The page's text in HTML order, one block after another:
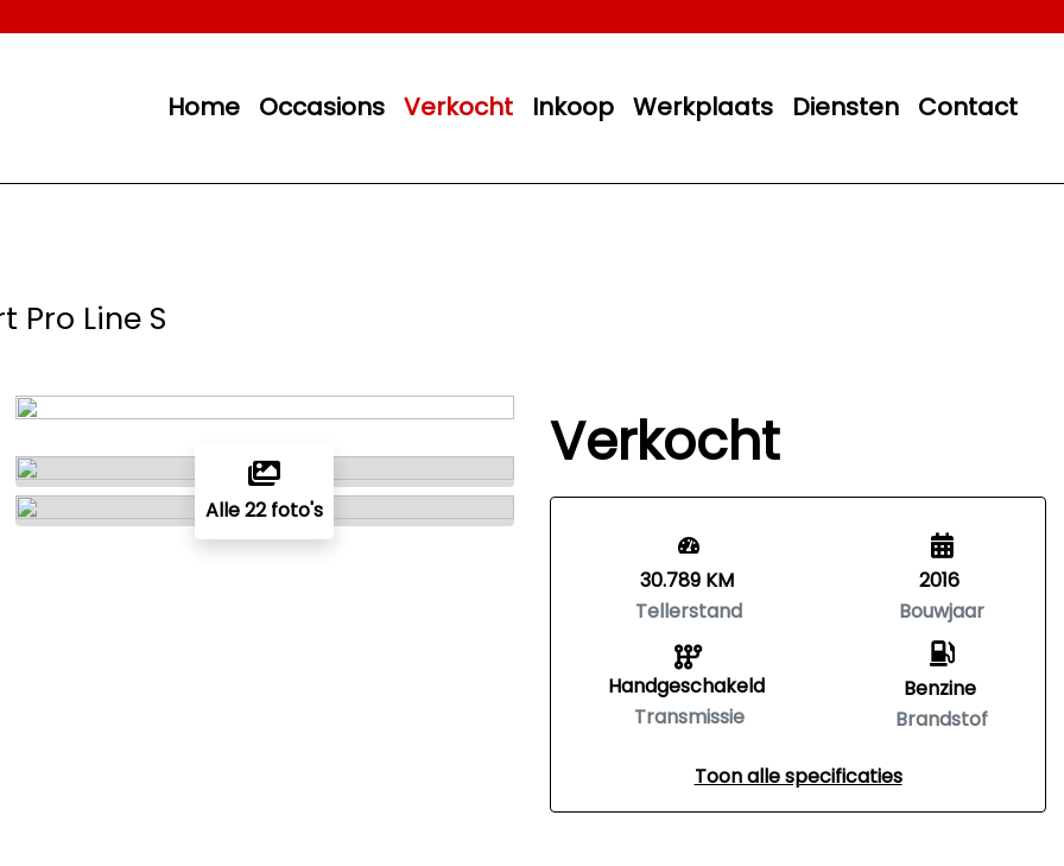
Home Occasions Verkocht Inkoop Werkplaats Diensten Contact
Pro Line S
Alle 22 foto's
Verkocht
30.789 KM
Tellerstand
Handgeschakeld
Transmissie
2016
Bouwjaar
Benzine
Brandstof
Toon alle specificaties